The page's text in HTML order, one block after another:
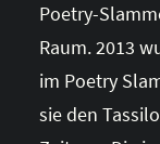
Poetry-
Raum. 2013
im Poetry
sie den